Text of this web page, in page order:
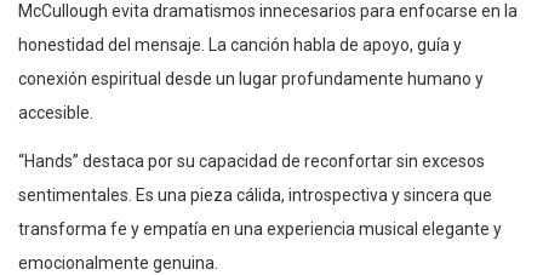
McCullough evita dramatismos innecesarios para enfocarse en la
honestidad del mensaje. La canción habla de apoyo, guía y
conexión espiritual desde un lugar profundamente humano y
accesible.
“Hands” destaca por su capacidad de reconfortar sin excesos
sentimentales. Es una pieza cálida, introspectiva y sincera que
transforma fe y empatía en una experiencia musical elegante y
emocionalmente genuina.